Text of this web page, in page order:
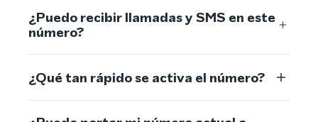
¿Puedo recibir llamadas y SMS en este
número?
¿Qué tan rápido se activa el número?